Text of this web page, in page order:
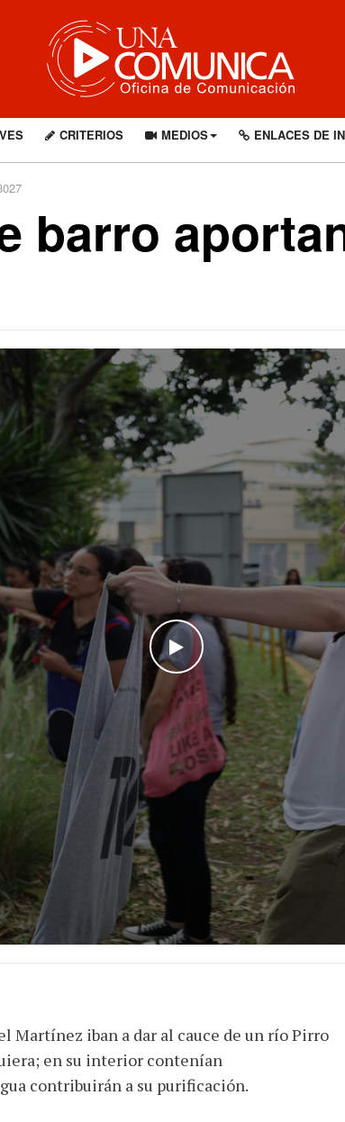
CRITERIOS MEDIOS ENLACES DE
barro
WATCH THE VIDEO
Martínez iban a dar al cauce de un río Pirro
en su interior contenían
contribuirán a su purificación.